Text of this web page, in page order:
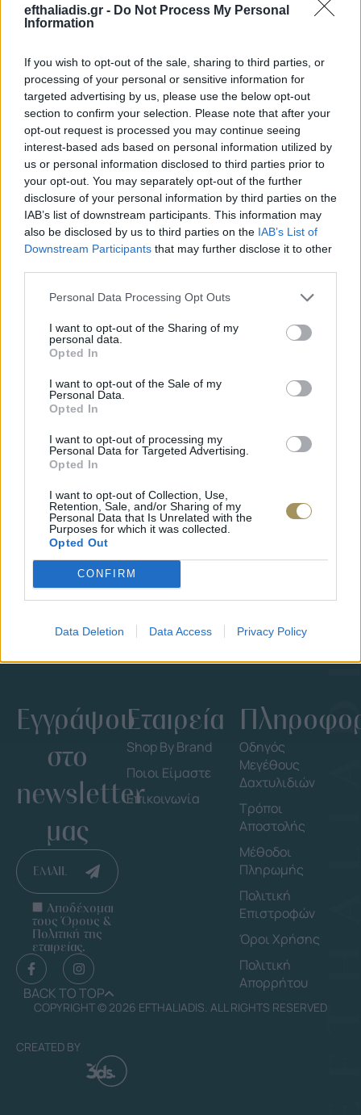
efthaliadis.gr - Do Not Process My Personal
Information
If you wish to opt-out of the sale, sharing to third parties, or
processing of your personal or sensitive information for
targeted advertising by us, please use the below opt-out
section to confirm your selection. Please note that after your
opt-out request is processed you may continue seeing
interest-based ads based on personal information utilized by
us or personal information disclosed to third parties prior to
your opt-out. You may separately opt-out of the further
disclosure of your personal information by third parties on the
IAB’s list of downstream participants. This information may
also be disclosed by us to third parties on the IAB’s List of
Downstream Participants that may further disclose it to other
Personal Data Processing Opt Outs
I want to opt-out of the Sharing of my
personal data.
Opted In
I want to opt-out of the Sale of my
Personal Data.
Opted In
I want to opt-out of processing my
Personal Data for Targeted Advertising.
Opted In
I want to opt-out of Collection, Use,
Retention, Sale, and/or Sharing of my
Personal Data that Is Unrelated with the
Purposes for which it was collected.
Opted Out
CONFIRM
Data Deletion Data Access Privacy Policy
Επιλογές Που Ταιριάζουν
Ανακαλύψτε τα κοσμήματα που αγαπήθηκαν περισσότερο!
Εδώ θα βρείτε τις κορυφαίες επιλογές που ξεχωρίζουν για
το μοναδικό τους στυλ και την εξαιρετική τους ποιότητα.
ΧΡΥΣΌΣ 18 ΚΑΡΑΤΊΩΝ -10%
ΜΟΝΌΠΕΤΡΟ ΔΑΧΤΥΛΊΔΙ ΜΕ
ΔΙΑΜΆΝΤΙ 0.35CT
€1.737€
BRASS
Εγγράψου
στο
newsletter
μας
EMAIL
Αποδέχομαι
τους Όρους &
Πολιτική της
εταιρείας.
BACK TO TOP
Εταιρεία
Shop By Brand
Ποιοι Είμαστε
Επικοινωνία
Οδηγός
Μεγέθους
Δαχτυλιδιών
Τρόποι
Αποστολής
Μέθοδοι
Πληρωμής
Πολιτική
Επιστροφών
Όροι Χρήσης
Πολιτική
Απορρήτου
COPYRIGHT © 2026 EFTHALIADIS. ALL RIGHTS RESERVED
CREATED BY